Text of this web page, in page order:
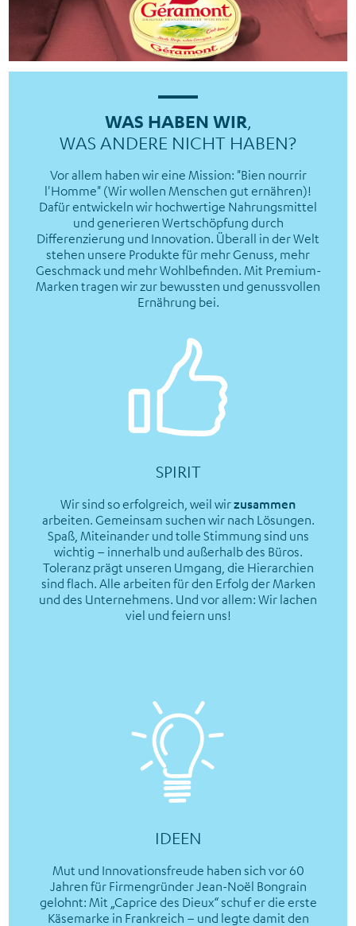
WAS HABEN WIR,
WAS ANDERE NICHT HABEN?
Vor allem haben wir eine Mission: "Bien nourrir
l'Homme" (Wir wollen Menschen gut ernähren)!
Dafür entwickeln wir hochwertige Nahrungsmittel
und generieren Wertschöpfung durch
Differenzierung und Innovation. Überall in der Welt
stehen unsere Produkte für mehr Genuss, mehr
Geschmack und mehr Wohlbefinden. Mit Premium-
Marken tragen wir zur bewussten und genussvollen
Ernährung bei.
SPIRIT
Wir sind so erfolgreich, weil wirzusammen
arbeiten. Gemeinsam suchen wir nach Lösungen.
Spaß, Miteinander und tolle Stimmung sind uns
wichtig – innerhalb und außerhalb des Büros.
Toleranz prägt unseren Umgang, die Hierarchien
sind flach. Alle arbeiten für den Erfolg der Marken
und des Unternehmens. Und vor allem: Wir lachen
viel und feiern uns!
IDEEN
Mut und Innovationsfreude haben sich vor 60
Jahren für Firmengründer Jean-Noël Bongrain
gelohnt: Mit „Caprice des Dieux“ schuf er die erste
Käsemarke in Frankreich – und legte damit den